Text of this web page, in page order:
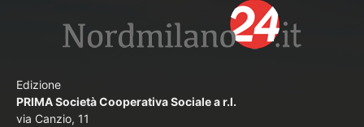
Edizione
PRIMA Società Cooperativa Sociale a r.l.
via Canzio, 11